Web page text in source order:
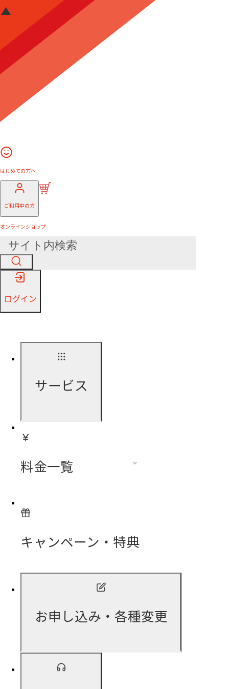
はじめての方へ
ご利用中の方
オンラインショップ
ログイン
サービス
料金一覧
キャンペーン・特典
お申し込み・各種変更